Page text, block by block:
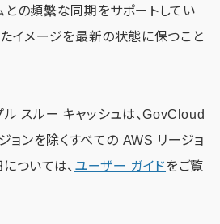
との頻繁な同期をサポートしてい
たイメージを最新の状態に保つこと
スルー キャッシュは、GovCloud
ョンを除くすべての AWS リージョ
ついては、 ユーザー ガイドをご覧